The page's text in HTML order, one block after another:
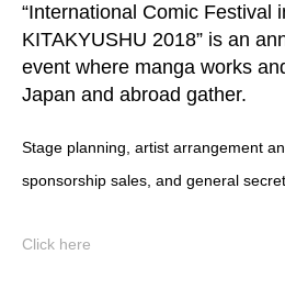
“International Comic Festival
KITAKYUSHU 2018” is an
event where manga works
Japan and abroad gather.
Stage planning, artist arrangement
sponsorship sales, and general
Click here